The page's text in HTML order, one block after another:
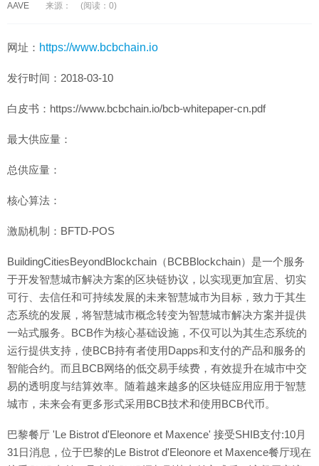
AAVE 来源： (阅读：0)
网址： https://www.bcbchain.io
发行时间：2018-03-10
白皮书：https://www.bcbchain.io/bcb-whitepaper-cn.pdf
最大供应量：
总供应量：
核心算法：
激励机制：BFTD-POS
BuildingCitiesBeyondBlockchain（BCBBlockchain）是一个服务
于开发智慧城市解决方案的区块链协议，以实现更加宜居、切实
可行、去信任和可持续发展的未来智慧城市为目标，致力于其生
态系统的发展，将智慧城市概念转变为智慧城市解决方案并提供
一站式服务。BCB作为核心基础设施，不仅可以为其生态系统的
运行提供支持，使BCB持有者使用Dapps和支付的产品和服务的
智能合约。而且BCB网络的低交易手续费，有效提升在城市中交
易的透明度与结算效率。随着越来越多的区块链应用应用于智慧
城市，未来会有更多形式采用BCB技术和使用BCB代币。
巴黎餐厅 'Le Bistrot d'Eleonore et Maxence' 接受SHIB支付:10月
31日消息，位于巴黎的Le Bistrot d'Eleonore et Maxence餐厅现在